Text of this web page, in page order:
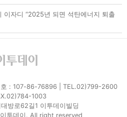
이자디 “2025년 되면 석탄에너지 퇴출
호 : 107-86-76896 | TEL.02)799-2600
1003
방로62길1 이투데이빌딩
투데이. All right reserved